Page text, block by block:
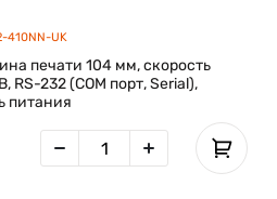
410NN-UK
печати 104 мм, скорость
RS-232 (COM порт, Serial),
питания